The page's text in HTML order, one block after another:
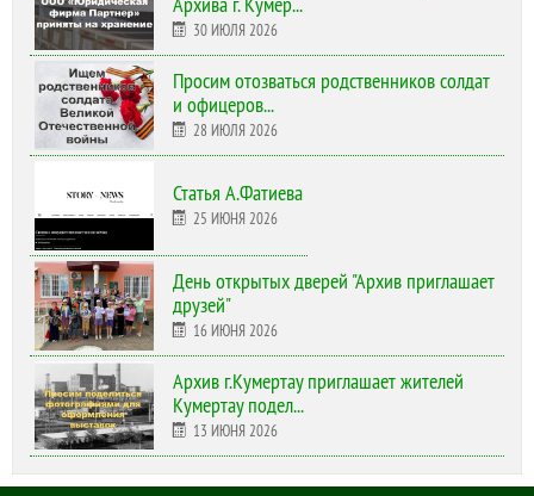
30 ИЮЛЯ 2026
Просим отозваться родственников солдат
и офицеров...
28 ИЮЛЯ 2026
Статья А.Фатиева
25 ИЮНЯ 2026
День открытых дверей "Архив приглашает
друзей"
16 ИЮНЯ 2026
Архив г.Кумертау приглашает жителей
Кумертау подел...
13 ИЮНЯ 2026